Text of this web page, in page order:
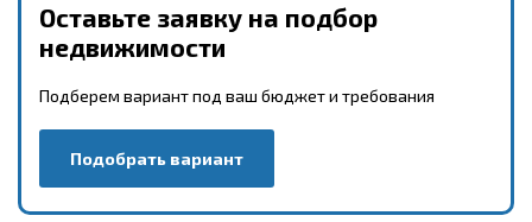
Оставьте заявку на подбор
недвижимости
Подберем вариант под ваш бюджет и требования
Подобрать вариант